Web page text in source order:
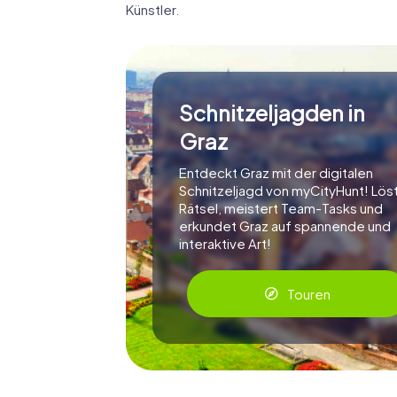
Künstler.
Schnitzeljagden in
Graz
Entdeckt Graz mit der digitalen
Schnitzeljagd von myCityHunt!
Rätsel, meistert Team-Tasks und
erkundet Graz auf spannende und
interaktive Art!
Touren